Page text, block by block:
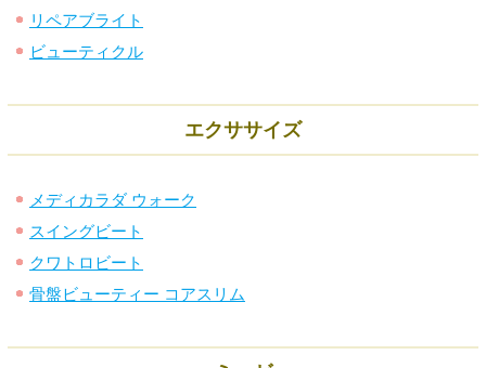
リペアブライト
ビューティクル
エクササイズ
メディカラダ ウォーク
スイングビート
クワトロビート
骨盤ビューティー コアスリム